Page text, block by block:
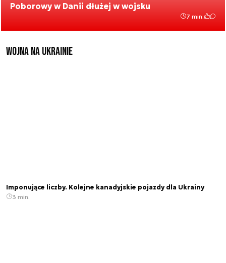
Poborowy w Danii dłużej w wojsku
7 min.
Wojna na Ukrainie
Imponujące liczby. Kolejne kanadyjskie pojazdy dla Ukrainy
3 min.